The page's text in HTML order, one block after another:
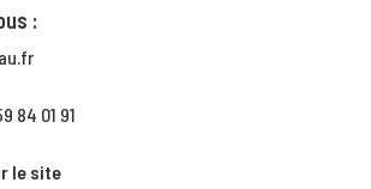
:
84 01 91
le site